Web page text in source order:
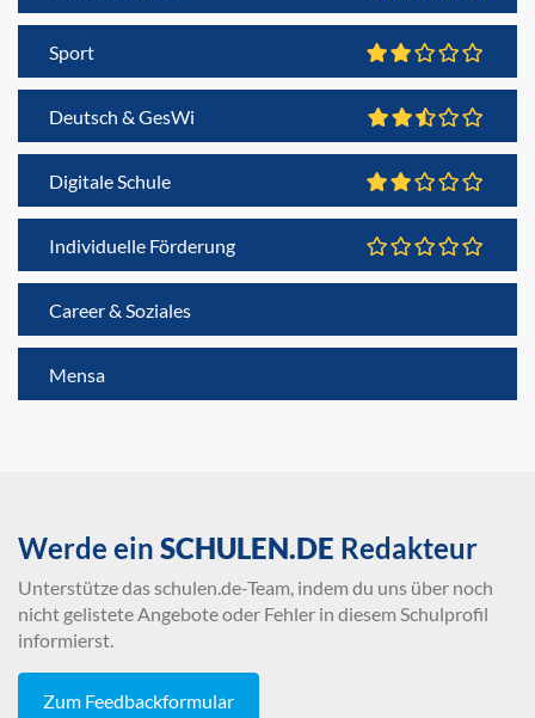
Sport
Deutsch & GesWi
Digitale Schule
Individuelle Förderung
Career & Soziales
Mensa
Werde ein SCHULEN.DE Redakteur
Unterstütze das schulen.de-Team, indem du uns über noch
nicht gelistete Angebote oder Fehler in diesem Schulprofil
informierst.
Zum Feedbackformular